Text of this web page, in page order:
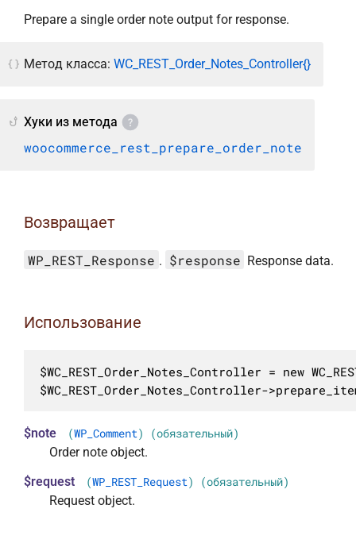
Prepare a single order note output for response.
Метод класса: WC_REST_Order_Notes_Controller{}
Хуки из метода
woocommerce_rest_prepare_order_note
Возвращает
WP_REST_Response . $response Response data.
Использование
$WC_REST_Order_Notes_Controller = new
$WC_REST_Order_Notes_Controller-
$note (WP_Comment) (обязательный)
Order note object.
$request
(WP_REST_Request) (обязательный)
Request object.